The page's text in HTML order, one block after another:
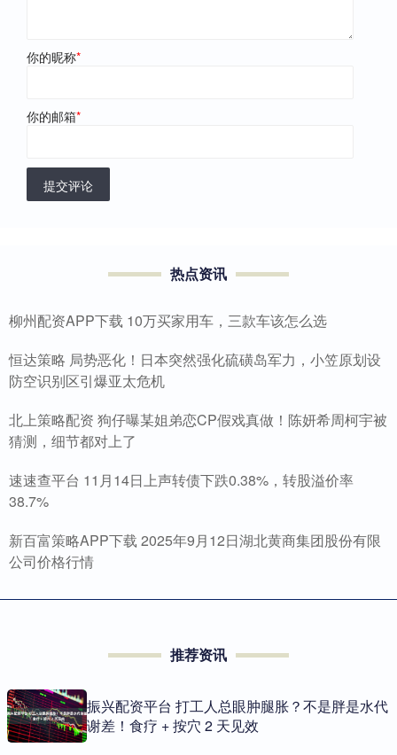
你的昵称*
你的邮箱*
提交评论
热点资讯
柳州配资APP下载 10万买家用车，三款车该怎么选
恒达策略 局势恶化！日本突然强化硫磺岛军力，小笠原划设
防空识别区引爆亚太危机
北上策略配资 狗仔曝某姐弟恋CP假戏真做！陈妍希周柯宇被
猜测，细节都对上了
速速查平台 11月14日上声转债下跌0.38%，转股溢价率
38.7%
新百富策略APP下载 2025年9月12日湖北黄商集团股份有限
公司价格行情
推荐资讯
振兴配资平台 打工人总眼肿腿胀？不是胖是水代
谢差！食疗 + 按穴 2 天见效